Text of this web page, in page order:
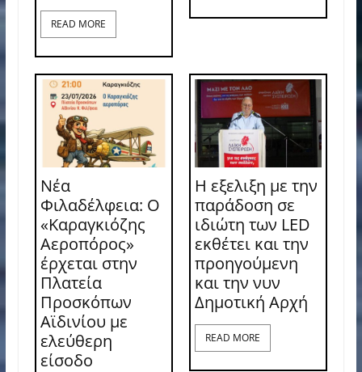
READ MORE
Νέα
Φιλαδέλφεια: Ο
«Καραγκιόζης
Αεροπόρος»
έρχεται στην
Πλατεία
Προσκόπων
Αϊδινίου με
ελεύθερη
είσοδο
Η εξελιξη με την
παράδοση σε
ιδιώτη των LED
εκθέτει και την
προηγούμενη
και την νυν
Δημοτική Αρχή
READ MORE